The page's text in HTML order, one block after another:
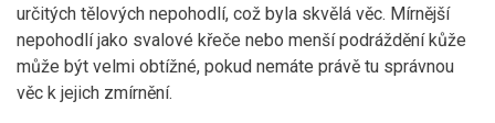
určitých tělových nepohodlí, což byla skvělá věc. Mírnější
nepohodlí jako svalové křeče nebo menší podráždění kůže
může být velmi obtížné, pokud nemáte právě tu správnou
věc k jejich zmírnění.